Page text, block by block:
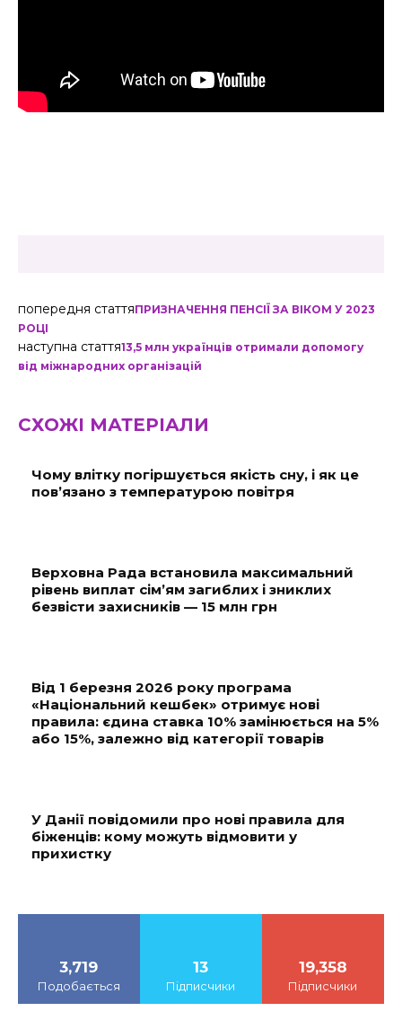
попередня статтяПРИЗНАЧЕННЯ ПЕНСІЇ ЗА ВІКОМ У 2023
РОЦІ
наступна стаття13,5 млн українців отримали допомогу
від міжнародних організацій
СХОЖІ МАТЕРІАЛИ
Чому влітку погіршується якість сну, і як це
пов’язано з температурою повітря
Верховна Рада встановила максимальний
рівень виплат сім’ям загиблих і зниклих
безвісти захисників — 15 млн грн
Від 1 березня 2026 року програма
«Національний кешбек» отримує нові
правила: єдина ставка 10% замінюється на 5%
або 15%, залежно від категорії товарів
У Данії повідомили про нові правила для
біженців: кому можуть відмовити у
прихистку
3,719
Подобається
13
Підписчики
19,358
Підписчики